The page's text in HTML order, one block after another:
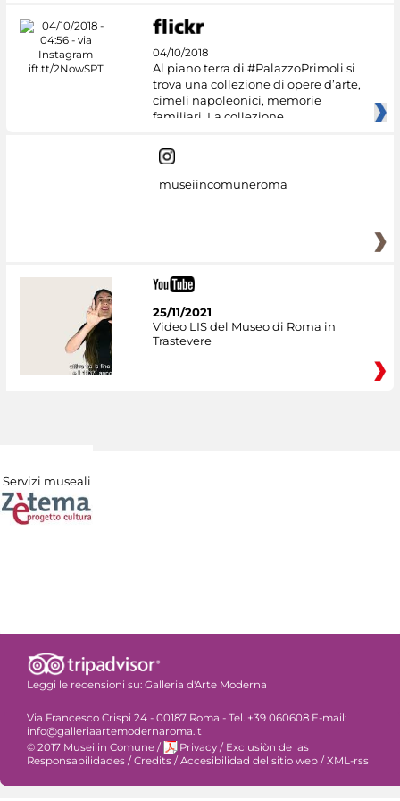
04/10/2018
Al piano terra di #PalazzoPrimoli si
trova una collezione di opere d’arte,
cimeli napoleonici, memorie
familiari. La collezione
museiincomuneroma
25/11/2021
Video LIS del Museo di Roma in
Trastevere
Servizi museali
Leggi le recensioni su: Galleria d'Arte Moderna
Via Francesco Crispi 24 - 00187 Roma - Tel. +39 060608 E-mail:
info@galleriaartemodernaroma.it
© 2017 Musei in Comune / Privacy / Exclusiòn de las
Responsabilidades / Credits / Accesibilidad del sitio web / XML-rss